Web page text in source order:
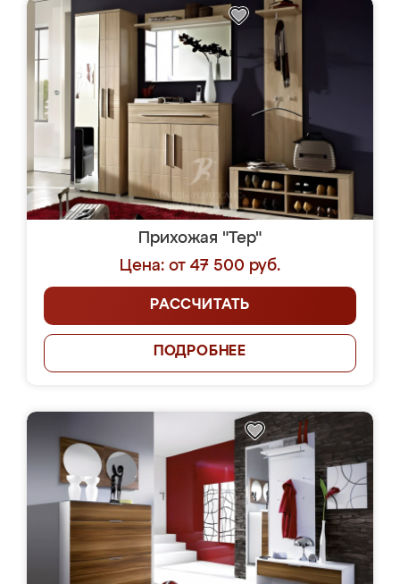
Прихожая "Тер"
Цена: от 47 500 руб.
РАССЧИТАТЬ
ПОДРОБНЕЕ